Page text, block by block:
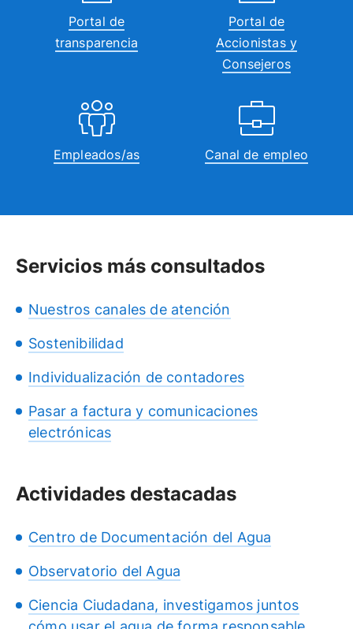
Portal de
transparencia
Portal de
Accionistas y
Consejeros
Empleados/as Canal de empleo
Servicios más consultados
Nuestros canales de atención
Sostenibilidad
Individualización de contadores
Pasar a factura y comunicaciones
electrónicas
Actividades destacadas
Centro de Documentación del Agua
Observatorio del Agua
Ciencia Ciudadana, investigamos juntos